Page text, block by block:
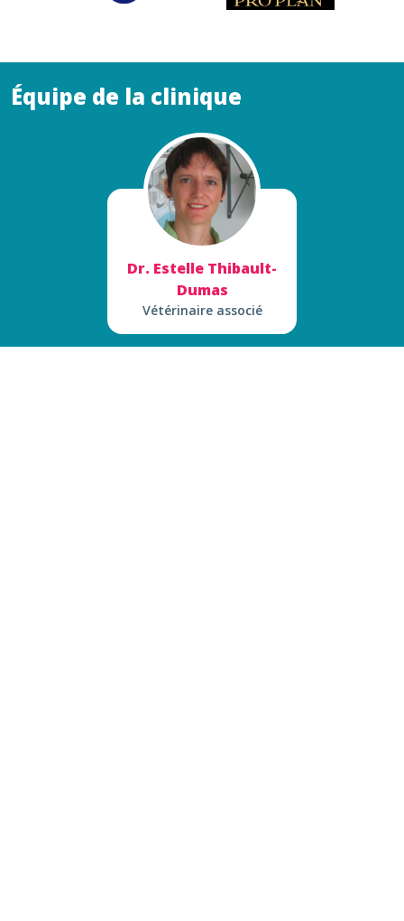
Équipe de la clinique
Dr. Estelle Thibault-
Dumas
Vétérinaire associé